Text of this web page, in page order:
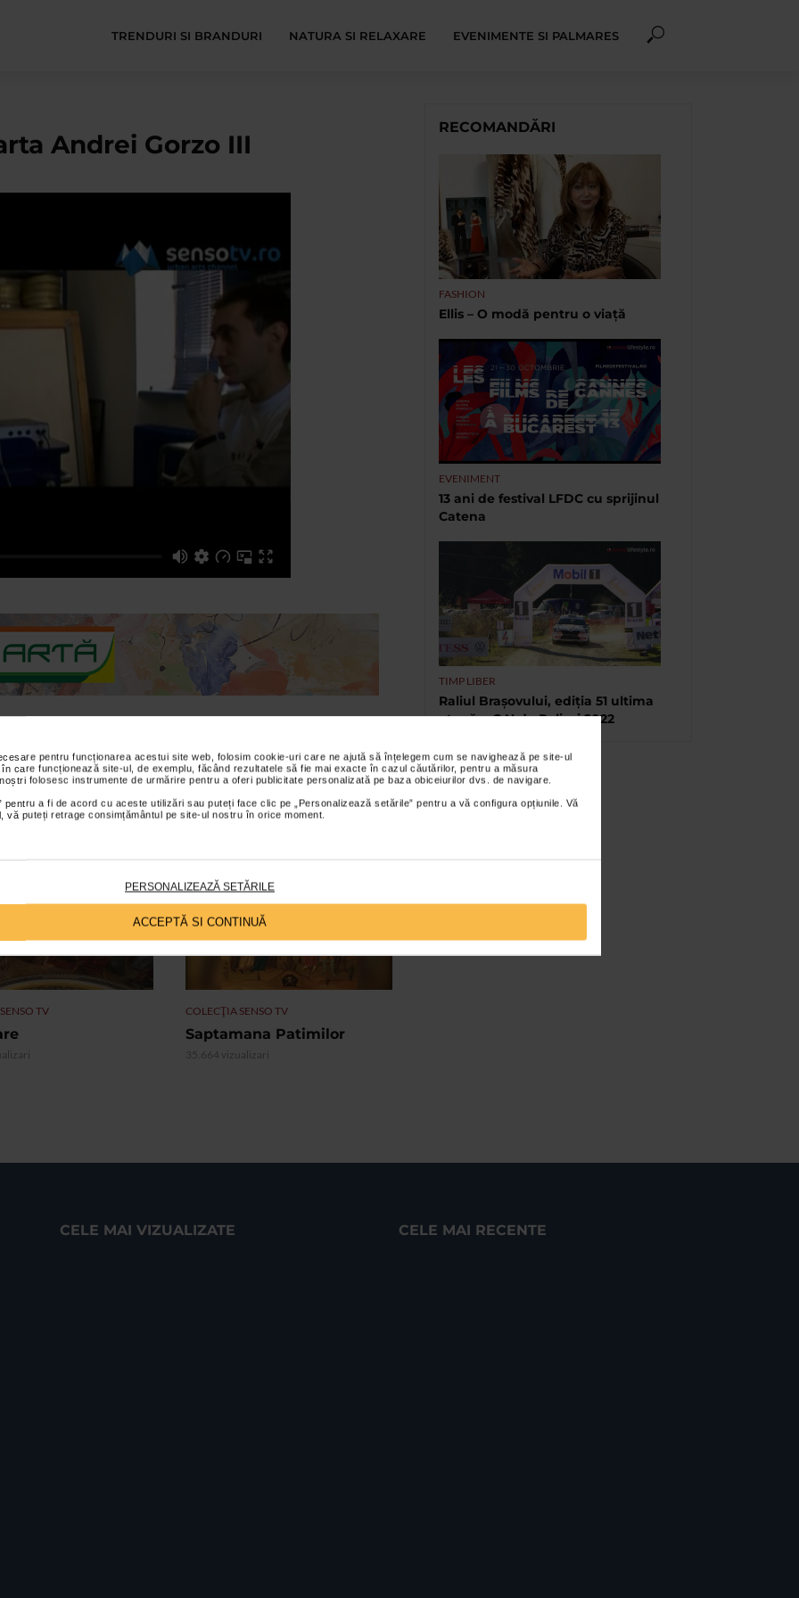
pentru funcționarea acestui site web, folosim cookie-uri care ne ajută să înțelegem cum se navighează pe site-ul
care funcționează site-ul, de exemplu, făcând rezultatele să fie mai exacte în cazul căutărilor, pentru a măsura
folosesc instrumente de urmărire pentru a oferi publicitate personalizată pe baza obiceiurilor dvs. de navigare.
pentru a fi de acord cu aceste utilizări sau puteți face clic pe „Personalizează setările” pentru a vă configura opțiunile. Vă
vă puteți retrage consimțământul pe site-ul nostru în orice moment.
PERSONALIZEAZĂ SETĂRILE
ACCEPTĂ SI CONTINUĂ
TRENDURI SI BRANDURI NATURA SI RELAXARE EVENIMENTE SI PALMARES
Andrei Gorzo III
Mecanica, facand o paralela intre cartea cu acelasi
TV
VIDEO
COLECŢIA SENSO TV
Saptamana Patimilor
35.664 vizualizari
RECOMANDĂRI
FASHION
Ellis – O modă pentru o viață
EVENIMENT
13 ani de festival LFDC cu sprijinul
Catena
TIMP LIBER
Raliul Brașovului, ediția 51 ultima
etapă a C.N.de Raliuri 2022
CELE MAI VIZUALIZATE CELE MAI RECENTE